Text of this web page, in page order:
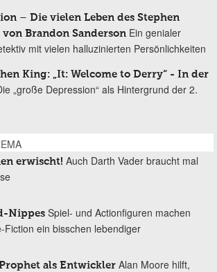
– Die vielen Leben des Stephen
von Brandon Sanderson Ein genialer
mit vielen halluzinierten Persönlichkeiten
King: „It: Welcome to Derry“ - In der
„große Depression“ als Hintergrund der 2.
erwischt! Auch Darth Vader braucht mal
Nippes Spiel- und Actionfiguren machen
Fiction ein bisschen lebendiger
als Entwickler Alan Moore hilft,